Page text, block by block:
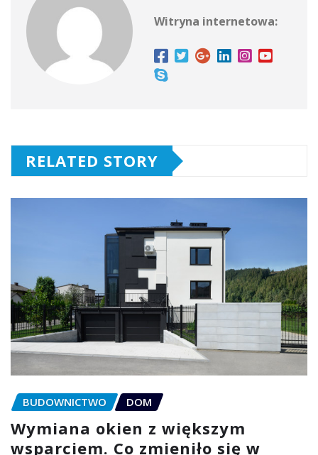
Witryna internetowa:
RELATED STORY
BUDOWNICTWO DOM
Wymiana okien z większym
wsparciem. Co zmieniło się w